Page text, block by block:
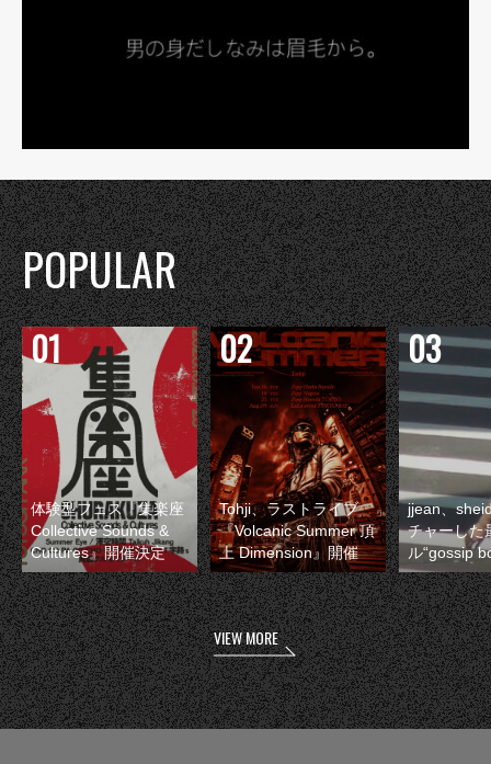
POPULAR
体験型フェス『集楽座
Collective Sounds &
Cultures』開催決定
Tohji、ラストライブ
『Volcanic Summer 頂
上 Dimension』開催
jjean、
チャーした
ル“gossip
VIEW MORE